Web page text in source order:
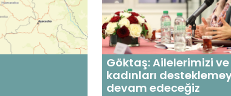
Göktaş: Ailelerimizi ve
kadınları
devam edeceğiz